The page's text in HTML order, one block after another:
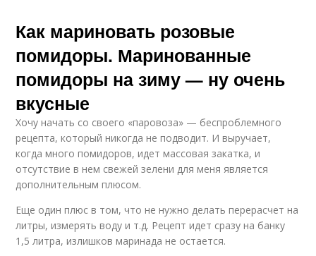
Как мариновать розовые
помидоры. Маринованные
помидоры на зиму — ну очень
вкусные
Хочу начать со своего «паровоза» — беспроблемного
рецепта, который никогда не подводит. И выручает,
когда много помидоров, идет массовая закатка, и
отсутствие в нем свежей зелени для меня является
дополнительным плюсом.
Еще один плюс в том, что не нужно делать перерасчет на
литры, измерять воду и т.д. Рецепт идет сразу на банку
1,5 литра, излишков маринада не остается.